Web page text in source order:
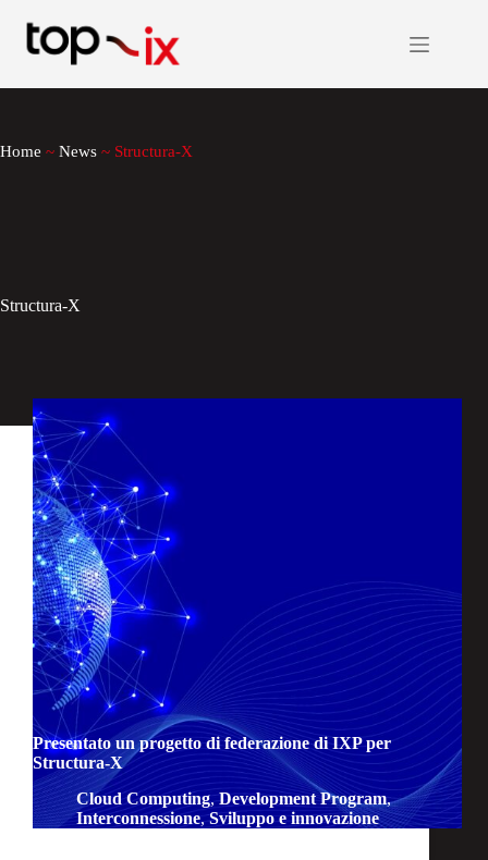
contenuto
Home ~ News ~ Structura-X
Structura-X
Presentato un progetto di federazione di IXP per
Structura-X
Cloud Computing,Development Program,
Interconnessione,Sviluppo e innovazione